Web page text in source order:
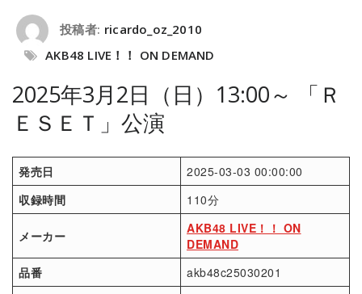
投稿者: ricardo_oz_2010
AKB48 LIVE！！ ON DEMAND
2025年3月2日（日）13:00～ 「Ｒ
ＥＳＥＴ」公演
発売日
2025-03-03 00:00:00
収録時間
110分
メーカー
AKB48 LIVE！！ ON
DEMAND
品番
akb48c25030201